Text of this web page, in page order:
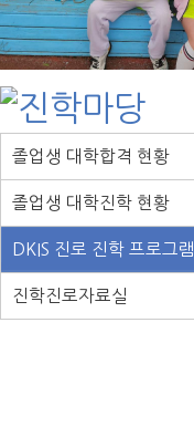
졸업생 대학합격 현황
졸업생 대학진학 현황
DKIS 진로 진학 프로그램
진학진로자료실